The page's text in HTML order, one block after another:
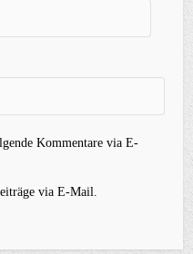
Kommentare via E-
via E-Mail.